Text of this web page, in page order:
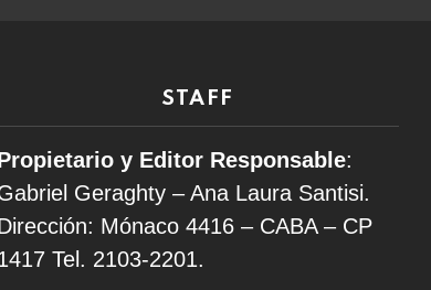
STAFF
y Editor Responsable:
Geraghty – Ana Laura Santisi.
Mónaco 4416 – CABA – CP
Tel. 2103-2201.